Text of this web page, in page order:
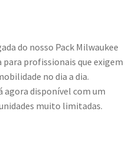
do nosso Pack Milwaukee
profissionais que exigem
no dia a dia.
agora disponível com um
muito limitadas.